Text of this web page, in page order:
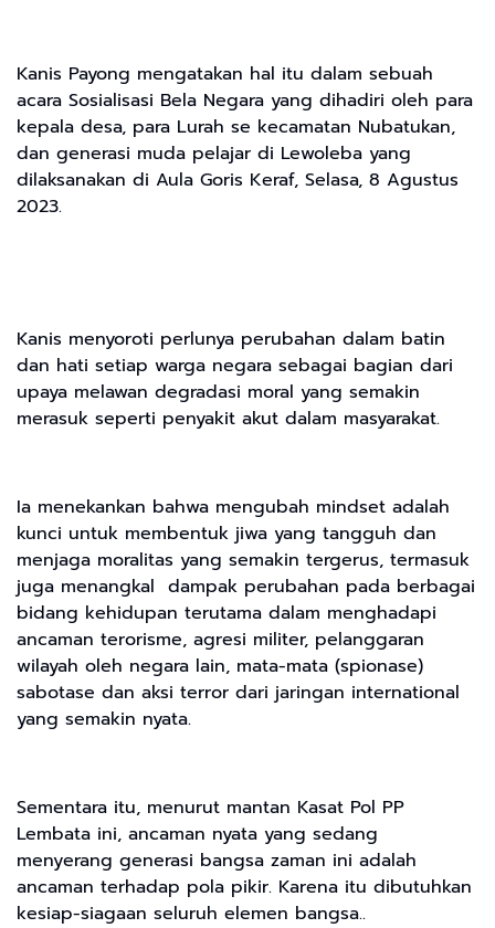
Kanis Payong mengatakan hal itu dalam sebuah
acara Sosialisasi Bela Negara yang dihadiri oleh para
kepala desa, para Lurah se kecamatan Nubatukan,
dan generasi muda pelajar di Lewoleba yang
dilaksanakan di Aula Goris Keraf, Selasa, 8 Agustus
2023.
Kanis menyoroti perlunya perubahan dalam batin
dan hati setiap warga negara sebagai bagian dari
upaya melawan degradasi moral yang semakin
merasuk seperti penyakit akut dalam masyarakat.
Ia menekankan bahwa mengubah mindset adalah
kunci untuk membentuk jiwa yang tangguh dan
menjaga moralitas yang semakin tergerus, termasuk
juga menangkal dampak perubahan pada berbagai
bidang kehidupan terutama dalam menghadapi
ancaman terorisme, agresi militer, pelanggaran
wilayah oleh negara lain, mata-mata (spionase)
sabotase dan aksi terror dari jaringan international
yang semakin nyata.
Sementara itu, menurut mantan Kasat Pol PP
Lembata ini, ancaman nyata yang sedang
menyerang generasi bangsa zaman ini adalah
ancaman terhadap pola pikir. Karena itu dibutuhkan
kesiap-siagaan seluruh elemen bangsa..